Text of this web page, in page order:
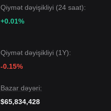
Qiymət dəyişikliyi (24 saat):
+0.01%
Qiymət dəyişikliyi (1Y):
-0.15%
Bazar dəyəri:
$65,834,428